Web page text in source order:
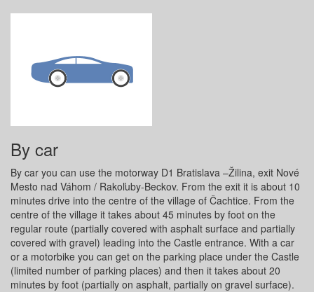
By car
By car you can use the motorway D1 Bratislava –Žilina, exit Nové
Mesto nad Váhom / Rakoľuby-Beckov. From the exit it is about 10
minutes drive into the centre of the village of Čachtice. From the
centre of the village it takes about 45 minutes by foot on the
regular route (partially covered with asphalt surface and partially
covered with gravel) leading into the Castle entrance. With a car
or a motorbike you can get on the parking place under the Castle
(limited number of parking places) and then it takes about 20
minutes by foot (partially on asphalt, partially on gravel surface).